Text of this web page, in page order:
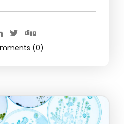
(0)